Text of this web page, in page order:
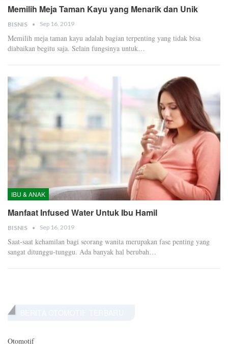
Memilih Meja Taman Kayu yang Menarik dan Unik
BISNIS Sep 16, 2019
Memilih meja taman kayu adalah bagian terpenting yang tidak bisa
diabaikan begitu saja. Selain fungsinya untuk…
IBU & ANAK
Manfaat Infused Water Untuk Ibu Hamil
BISNIS Sep 16, 2019
Saat-saat kehamilan bagi seorang wanita merupakan fase penting yang
sangat ditunggu-tunggu. Ada banyak hal berubah…
Otomotif